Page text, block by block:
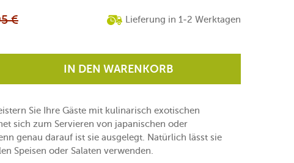
€ Lieferung in 1-2 Werktagen
IN DEN WARENKORB
Sie Ihre Gäste mit kulinarisch exotischen
sich zum Servieren von japanischen oder
genau darauf ist sie ausgelegt. Natürlich lässt sie
Speisen oder Salaten verwenden.